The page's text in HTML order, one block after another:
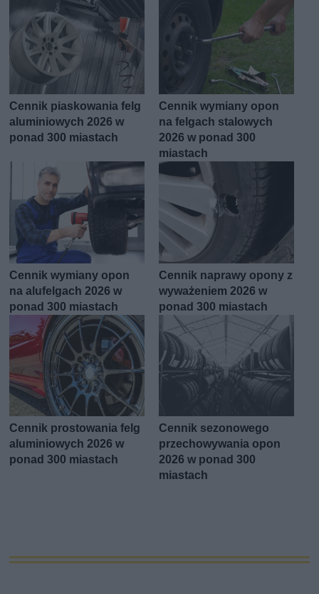
Cennik piaskowania felg
aluminiowych 2026 w
ponad 300 miastach
Cennik wymiany opon
na felgach stalowych
2026 w ponad 300
miastach
Cennik wymiany opon
na alufelgach 2026 w
ponad 300 miastach
Cennik naprawy opony z
wyważeniem 2026 w
ponad 300 miastach
Cennik prostowania felg
aluminiowych 2026 w
ponad 300 miastach
Cennik sezonowego
przechowywania opon
2026 w ponad 300
miastach